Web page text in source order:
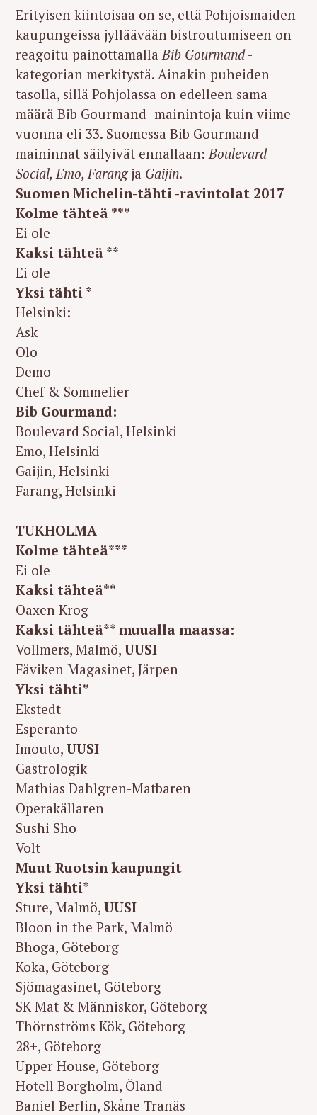
Erityisen kiintoisaa on se, että Pohjoismaiden
kaupungeissa jylläävään bistroutumiseen on
reagoitu painottamalla Bib Gourmand-
kategorian merkitystä. Ainakin puheiden
tasolla, sillä Pohjolassa on edelleen sama
määrä Bib Gourmand -mainintoja kuin viime
vuonna eli 33. Suomessa Bib Gourmand -
maininnat säilyivät ennallaan: Boulevard
Social, Emo, Farangja Gaijin.
Suomen Michelin-tähti -ravintolat 2017
Kolme tähteä ***
Ei ole
Kaksi tähteä **
Ei ole
Yksi tähti *
Helsinki:
Ask
Olo
Demo
Chef & Sommelier
Bib Gourmand:
Boulevard Social, Helsinki
Emo, Helsinki
Gaijin, Helsinki
Farang, Helsinki
TUKHOLMA
Kolme tähteä***
Ei ole
Kaksi tähteä**
Oaxen Krog
Kaksi tähteä** muualla maassa:
Vollmers, Malmö, UUSI
Fäviken Magasinet, Järpen
Yksi tähti*
Ekstedt
Esperanto
Imouto, UUSI
Gastrologik
Mathias Dahlgren-Matbaren
Operakällaren
Sushi Sho
Volt
Muut Ruotsin kaupungit
Yksi tähti*
Sture, Malmö, UUSI
Bloon in the Park, Malmö
Bhoga, Göteborg
Koka, Göteborg
Sjömagasinet, Göteborg
SK Mat & Människor, Göteborg
Thörnströms Kök, Göteborg
28+, Göteborg
Upper House, Göteborg
Hotell Borgholm, Öland
Baniel Berlin, Skåne Tranäs